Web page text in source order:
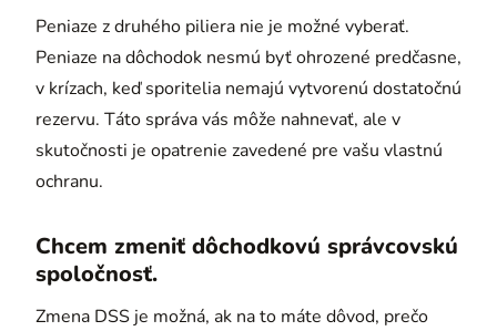
Peniaze z druhého piliera nie je možné vyberať.
Peniaze na dôchodok nesmú byť ohrozené predčasne,
v krízach, keď sporitelia nemajú vytvorenú dostatočnú
rezervu. Táto správa vás môže nahnevať, ale v
skutočnosti je opatrenie zavedené pre vašu vlastnú
ochranu.
Chcem zmeniť dôchodkovú správcovskú
spoločnosť.
Zmena DSS je možná, ak na to máte dôvod, prečo